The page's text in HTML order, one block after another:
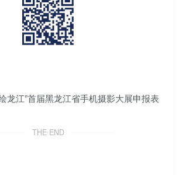
龙江”首届黑龙江省手机摄影大展申报表
THE END